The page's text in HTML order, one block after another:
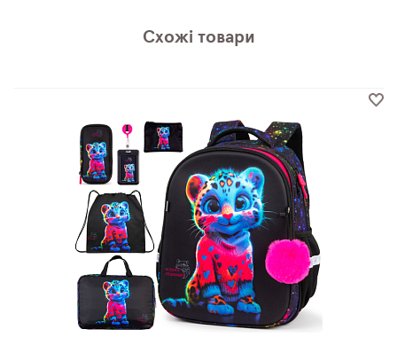
Схожі товари